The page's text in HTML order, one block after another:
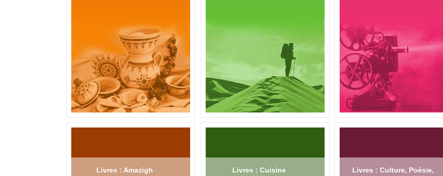
Livres : Amazigh Livres : Cuisine
Livres : Culture, Poésie,